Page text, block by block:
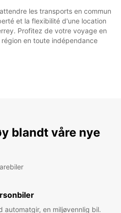
les transports en commun
et la flexibilité d'une location
Profitez de votre voyage en
en toute indépendance
blandt våre nye
automatgir, en miljøvennlig bil.